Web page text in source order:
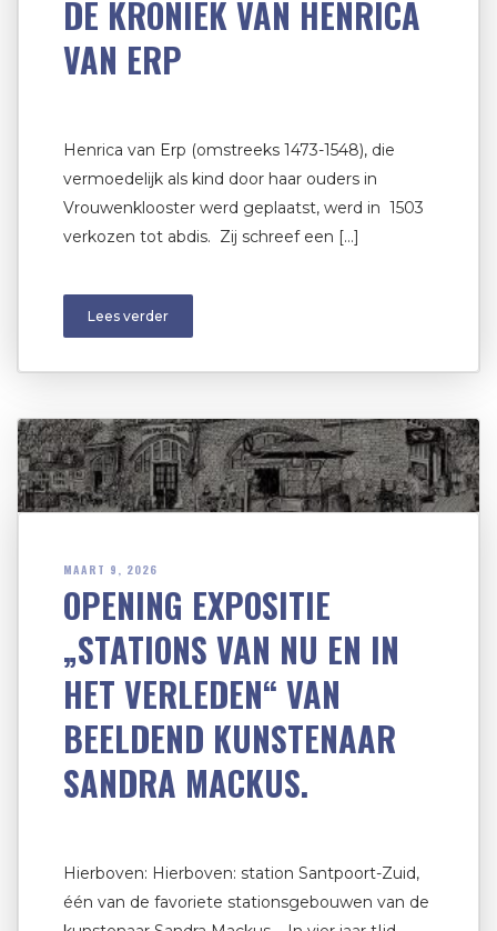
DE KRONIEK VAN HENRICA
VAN ERP
Henrica van Erp (omstreeks 1473-1548), die
vermoedelijk als kind door haar ouders in
Vrouwenklooster werd geplaatst, werd in 1503
verkozen tot abdis. Zij schreef een […]
Lees verder
MAART 9, 2026
OPENING EXPOSITIE
„STATIONS VAN NU EN IN
HET VERLEDEN“ VAN
BEELDEND KUNSTENAAR
SANDRA MACKUS.
Hierboven: Hierboven: station Santpoort-Zuid,
één van de favoriete stationsgebouwen van de